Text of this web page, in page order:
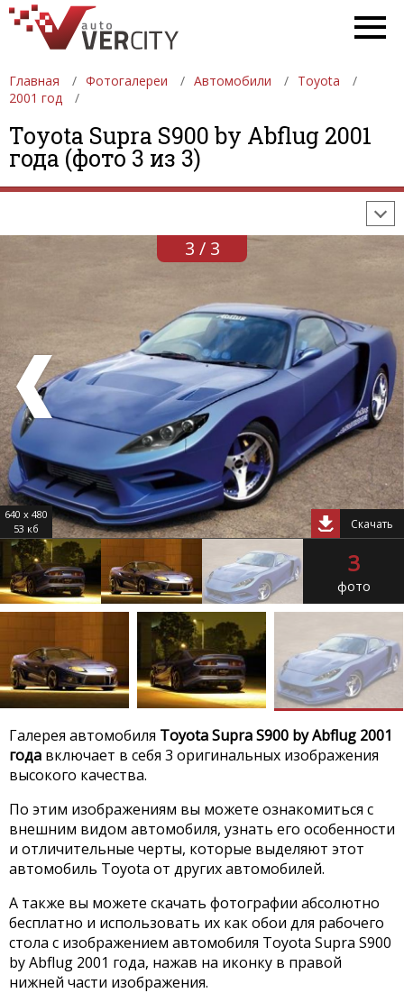
Главная Фотогалереи Автомобили
Toyota
2001 год
Toyota Supra S900 by Abflug 2001
года (фото 3 из 3)
ФОТОГАЛЕРЕИ АВТОМОБИЛИ
ДЕВУШКИ
АВТОСАЛОНЫ
ФОРМУЛА-1
3 / 3
640 x 480
53 кб
Скачать
3
фото
Галерея автомобиля Toyota Supra S900 by Abflug 2001
года включает в себя 3 оригинальных изображения
высокого качества.
По этим изображениям вы можете ознакомиться с
внешним видом автомобиля, узнать его особенности
и отличительные черты, которые выделяют этот
автомобиль Toyota от других автомобилей.
А также вы можете скачать фотографии абсолютно
бесплатно и использовать их как обои для рабочего
стола с изображением автомобиля Toyota Supra S900
by Abflug 2001 года, нажав на иконку в правой
нижней части изображения.